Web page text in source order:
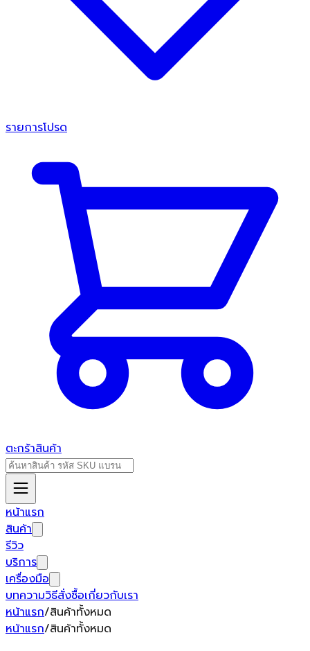
รายการโปรด
ตะกร้าสินค้า
หน้าแรก
สินค้า
รีวิว
บริการ
เครื่องมือ
บทความวิธีสั่งซื้อเกี่ยวกับเรา
หน้าแรก/สินค้าทั้งหมด
หน้าแรก/สินค้าทั้งหมด